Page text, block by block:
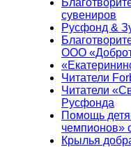
сувениров
Русфонд &
ООО
Читатели
Читатели
Русфонда
Помощь
чемпионов»
Крылья